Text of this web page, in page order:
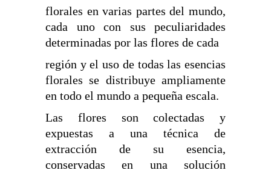
florales en varias partes del mundo,
cada uno con sus peculiaridades
determinadas por las flores de cada
región y el uso de todas las esencias
florales se distribuye ampliamente
en todo el mundo a pequeña escala.
Las flores son colectadas y
expuestas a una técnica de
extracción de su esencia,
conservadas en una solución